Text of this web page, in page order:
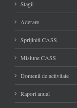
Stagii
Aderare
Sprijiniti CASS
Misiune CASS
Domenii de activitate
Raport anual